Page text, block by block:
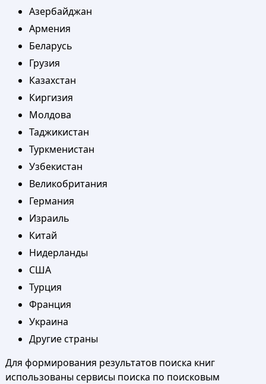
Азербайджан
Армения
Беларусь
Грузия
Казахстан
Киргизия
Молдова
Таджикистан
Туркменистан
Узбекистан
Великобритания
Германия
Израиль
Китай
Нидерланды
США
Турция
Франция
Украина
Другие страны
Для формирования результатов поиска книг
использованы сервисы поиска по поисковым